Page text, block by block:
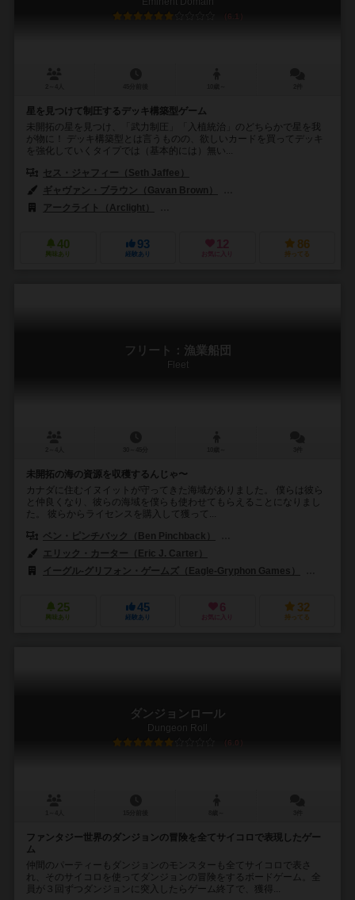
6.1
星を見つけて制圧するデッキ構築型ゲーム
未開拓の星を見つけ、「武力制圧」「入植統治」のどちらかで星を我
が物に！ デッキ構築型とは言うものの、欲しいカードを買ってデッキ
を強化していくタイプでは（基本的には）無い...
セス・ジャフィー（Seth Jaffee）
ギャヴァン・ブラウン（Gavan Brown）
アークライト（Arclight）
40
興味あり
93
経験あり
12
お気に入り
86
持ってる
フリート：漁業船団
Fleet
未開拓の海の資源を収穫するんじゃ〜
カナダに住むイヌイットが守ってきた海域がありました。 僕らは彼ら
と仲良くなり、彼らの海域を僕らも使わせてもらえることになりまし
た。 彼らからライセンスを購入して獲って...
ベン・ピンチバック（Ben Pinchback）
エリック・カーター（Eric J. Carter）
イーグル-グリフォン・ゲームズ（Eagle-Gryphon Games）
25
興味あり
45
経験あり
6
お気に入り
32
持ってる
ダンジョンロール
Dungeon Roll
6.0
ファンタジー世界のダンジョンの冒険を全てサイコロで表現したゲー
ム
仲間のパーティーもダンジョンのモンスターも全てサイコロで表さ
れ、そのサイコロを使ってダンジョンの冒険をするボードゲーム。全
員が３回ずつダンジョンに突入したらゲーム終了で、獲得...